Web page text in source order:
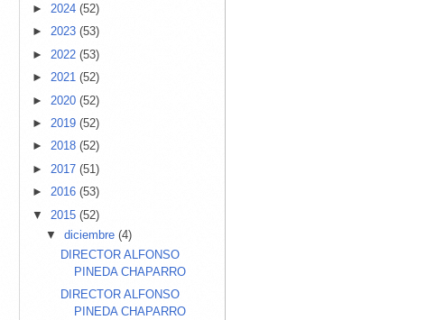
► 2024 (52)
► 2023 (53)
► 2022 (53)
► 2021 (52)
► 2020 (52)
► 2019 (52)
► 2018 (52)
► 2017 (51)
► 2016 (53)
▼ 2015 (52)
▼diciembre (4)
DIRECTOR ALFONSO
PINEDA CHAPARRO
DIRECTOR ALFONSO
PINEDA CHAPARRO